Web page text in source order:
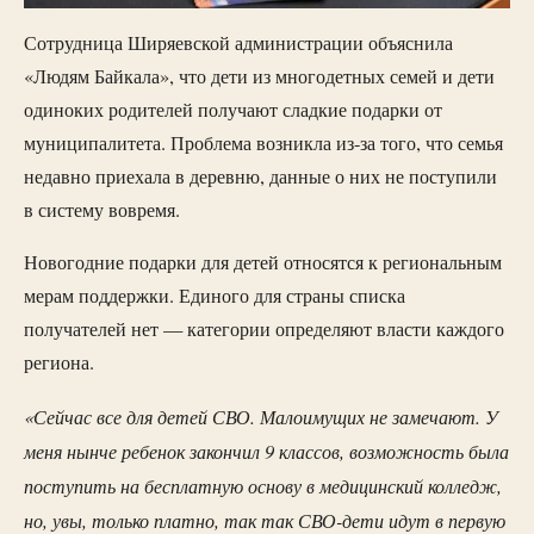
Сотрудница Ширяевской администрации объяснила
«Людям Байкала», что дети из многодетных семей и дети
одиноких родителей получают сладкие подарки от
муниципалитета. Проблема возникла из-за того, что семья
недавно приехала в деревню, данные о них не поступили
в систему вовремя.
Новогодние подарки для детей относятся к региональным
мерам поддержки. Единого для страны списка
получателей нет — категории определяют власти каждого
региона.
«Сейчас все для детей СВО. Малоимущих не замечают. У
меня нынче ребенок закончил 9 классов, возможность была
поступить на бесплатную основу в медицинский колледж,
но, увы, только платно, так так СВО-дети идут в первую